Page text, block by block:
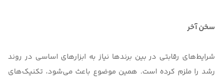
سخن آخر
شرایط‌های رقابتی در بین برندها نیاز به ابزارهای اساسی در روند
رشد را ملزم کرده است. همین موضوع باعث می‌شود، تکنیک‌های